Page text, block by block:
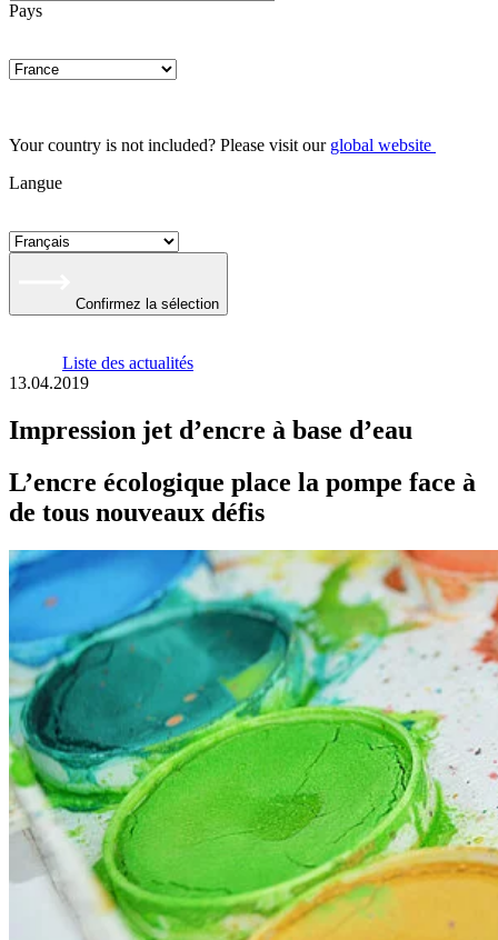
Pays
Your country is not included? Please visit our global website
Langue
Confirmez la sélection
Liste des actualités
13.04.2019
Impression jet d’encre à base d’eau
L’encre écologique place la pompe face à
de tous nouveaux défis